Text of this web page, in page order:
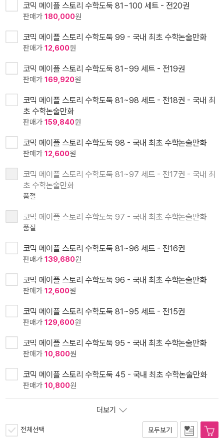
코믹 메이플 스토리 수학도둑 81~100 세트 - 전20권
판매가 180,000원
코믹 메이플 스토리 수학도둑 99 - 국내 최초 수학논술만화
판매가 12,600원
코믹 메이플 스토리 수학도둑 81~99 세트 - 전19권
판매가 169,920원
코믹 메이플 스토리 수학도둑 81~98 세트 - 전18권 - 국내 최
초 수학논술만화
판매가 159,840원
코믹 메이플 스토리 수학도둑 98 - 국내 최초 수학논술만화
판매가 12,600원
코믹 메이플 스토리 수학도둑 81~97 세트 - 전17권 - 국내 최
초 수학논술만화
품절
코믹 메이플 스토리 수학도둑 97 - 국내 최초 수학논술만화
품절
코믹 메이플 스토리 수학도둑 81~96 세트 - 전16권
판매가 139,680원
코믹 메이플 스토리 수학도둑 96 - 국내 최초 수학논술만화
판매가 12,600원
코믹 메이플 스토리 수학도둑 81~95 세트 - 전15권
판매가 129,600원
코믹 메이플 스토리 수학도둑 95 - 국내 최초 수학논술만화
판매가 10,800원
코믹 메이플 스토리 수학도둑 45 - 국내 최초 수학논술만화
판매가 10,800원
더보기
전체선택 모두보기